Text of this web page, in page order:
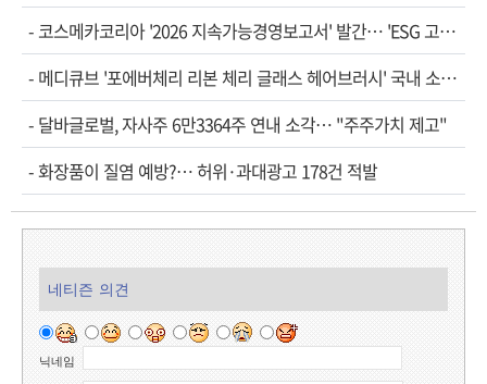
- 코스메카코리아 '2026 지속가능경영보고서' 발간… 'ESG 고…
- 메디큐브 '포에버체리 리본 체리 글래스 헤어브러시' 국내 소…
- 달바글로벌, 자사주 6만3364주 연내 소각… "주주가치 제고"
-화장품이 질염 예방?… 허위·과대광고 178건 적발
네티즌 의견
닉네임